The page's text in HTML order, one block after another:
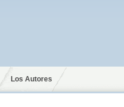
Los Autores